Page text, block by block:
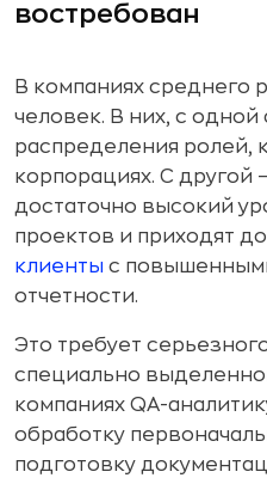
востребован
В компаниях среднего
человек. В них, с
распределения ролей,
корпорациях. С другой
достаточно высокий
проектов и приходят
клиенты с
отчетности.
Это требует
специально
компаниях QA-
обработку
подготовку